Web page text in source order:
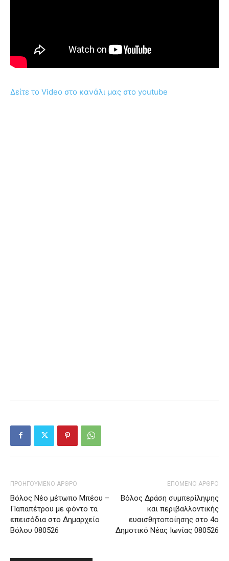
Δείτε το Video στο κανάλι μας στο youtube
ΠΡΟΗΓΟΥΜΕΝΟ ΑΡΘΡΟ
Βόλος Νέο μέτωπο Μπέου –
Παπαπέτρου με φόντο τα
επεισόδια στο Δημαρχείο
Βόλου 080526
ΕΠΟΜΕΝΟ ΑΡΘΡΟ
Βόλος Δράση συμπερίληψης
και περιβαλλοντικής
ευαισθητοποίησης στο 4ο
Δημοτικό Νέας Ιωνίας 080526